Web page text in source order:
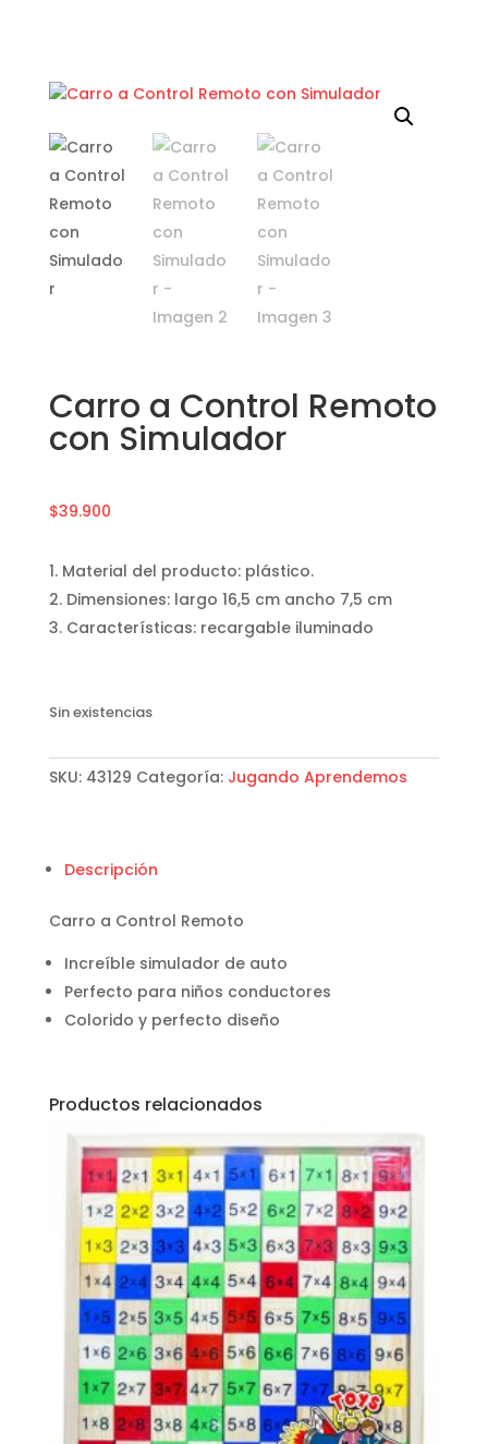
Carro a Control Remoto
con Simulador
$39.900
Material del producto: plástico.
Dimensiones: largo 16,5 cm ancho 7,5 cm
Características: recargable iluminado
Sin existencias
SKU: 43129 Categoría: Jugando Aprendemos
Descripción
Carro a Control Remoto
Increíble simulador de auto
Perfecto para niños conductores
Colorido y perfecto diseño
Productos relacionados